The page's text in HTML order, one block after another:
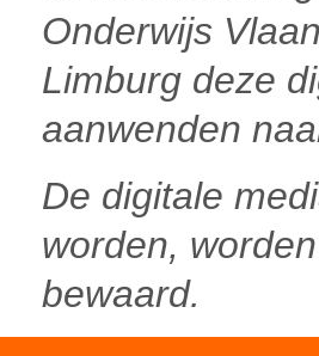
Onderwijs
Limburg deze
aanwenden
De digitale
worden,
bewaard.